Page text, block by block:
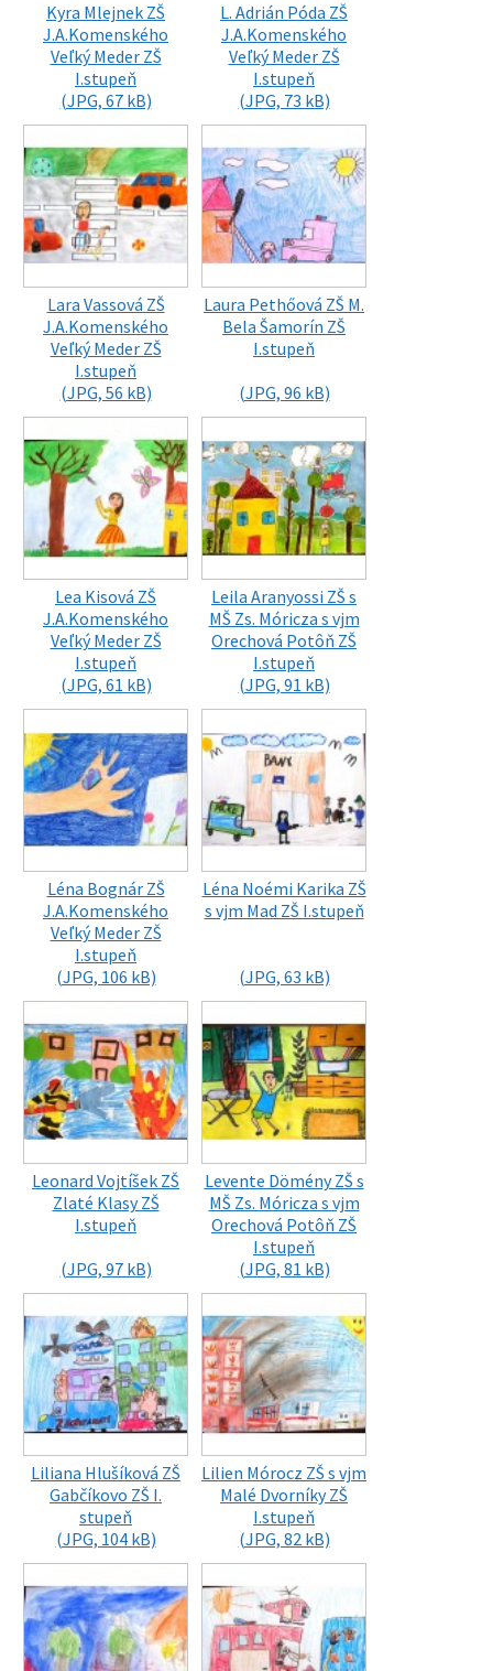
Kyra Mlejnek ZŠ
J.A.Komenského
Veľký Meder ZŠ
I.stupeň
(JPG, 67 kB)
L. Adrián Póda ZŠ
J.A.Komenského
Veľký Meder ZŠ
I.stupeň
(JPG, 73 kB)
Lara Vassová ZŠ
J.A.Komenského
Veľký Meder ZŠ
I.stupeň
(JPG, 56 kB)
Laura Pethőová ZŠ M.
Bela Šamorín ZŠ
I.stupeň
(JPG, 96 kB)
Lea Kisová ZŠ
J.A.Komenského
Veľký Meder ZŠ
I.stupeň
(JPG, 61 kB)
Leila Aranyossi ZŠ s
MŠ Zs. Móricza s vjm
Orechová Potôň ZŠ
I.stupeň
(JPG, 91 kB)
Léna Bognár ZŠ
J.A.Komenského
Veľký Meder ZŠ
I.stupeň
(JPG, 106 kB)
Léna Noémi Karika ZŠ
s vjm Mad ZŠ I.stupeň
(JPG, 63 kB)
Leonard Vojtíšek ZŠ
Zlaté Klasy ZŠ
I.stupeň
(JPG, 97 kB)
Levente Dömény ZŠ s
MŠ Zs. Móricza s vjm
Orechová Potôň ZŠ
I.stupeň
(JPG, 81 kB)
Liliana Hlušíková ZŠ
Gabčíkovo ZŠ I.
stupeň
(JPG, 104 kB)
Lilien Mórocz ZŠ s vjm
Malé Dvorníky ZŠ
I.stupeň
(JPG, 82 kB)